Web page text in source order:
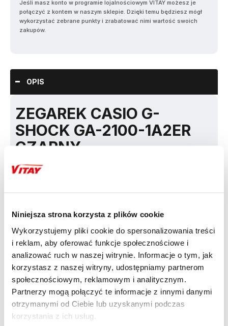
Niniejsza strona korzysta z plików cookie
Wykorzystujemy pliki cookie do spersonalizowania treści
i reklam, aby oferować funkcje społecznościowe i
analizować ruch w naszej witrynie. Informacje o tym, jak
korzystasz z naszej witryny, udostępniamy partnerom
społecznościowym, reklamowym i analitycznym.
Partnerzy mogą połączyć te informacje z innymi danymi
otrzymanymi od Ciebie lub uzyskanymi podczas
korzystania z ich usług.
Jeśli masz konto w programie lojalnościowym VITAY możesz je
połączyć z kontem w naszym sklepie. Dzięki temu będziesz mógł
wykorzystać zebrane punkty i zrabatować nimi wartość swoich
zakupów.
OPIS
ZEGAREK CASIO G-
SHOCK GA-2100-1A2ER
CZARNY
STYL I PRAKTYCZNOŚĆ
Zegarek Casio G-SHOCK GA-2100-1A2ER to perfekcyjna mieszanka dwóch
rzeczy, które są najważniejsze w każdym zegarku — stylu i praktyczności.
Legendarna już odporność zegarków Casio G-SHOCK oraz ich kultowe
wzornictwo to cechy, które kochają tysiące fanów na całym świecie. Tak jest
także w przypadku modelu zegarka Casio G-SHOCK GA-2100-1A2ER dla
tych, którzy szukają bezkonkurencyjnej jakości i lubią być zauważani. Ten
zegarek z charakterem to idealny element stroju w miejskim stylu oraz
godny zaufania codzienny czasomierz.